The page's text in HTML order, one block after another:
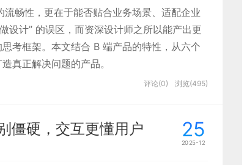
、往期占比” 的快捷指标； 核心区域用可视化
使用率（如计算服务器使用率 88.2%），搭配
完成统计” 两个模块，用折线图、进度条、数
畅性，更在于能否贴合业务场景、适配企业
设计” 的误区，而资深设计师之所以能产出更
考框架。本文结合 B 端产品的特性，从六个
真正解决问题的产品。
评论(0) 浏览(495)
25
2025-12
僵硬，交互更懂用户